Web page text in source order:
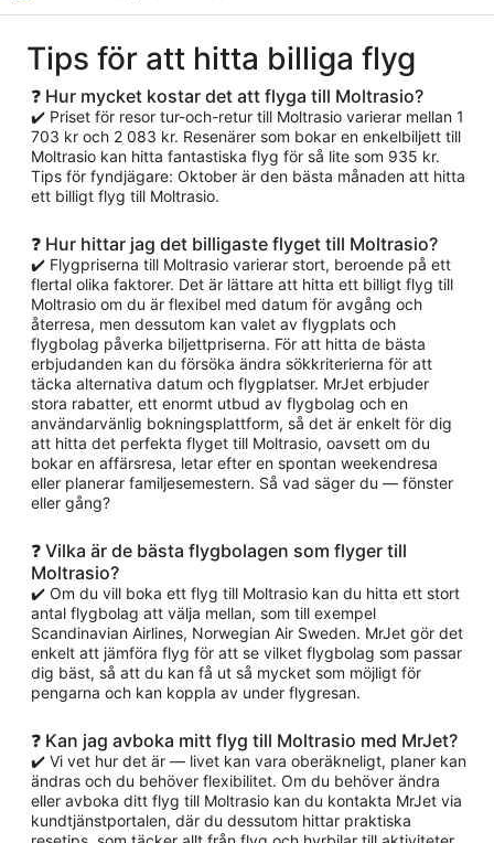
sen
Tips för att hitta billiga flyg
❓ Hur mycket kostar det att flyga till Moltrasio?
✔️ Priset för resor tur-och-retur till Moltrasio varierar mellan 1
703 kr och 2 083 kr. Resenärer som bokar en enkelbiljett till
Moltrasio kan hitta fantastiska flyg för så lite som 935 kr.
Tips för fyndjägare: Oktober är den bästa månaden att hitta
ett billigt flyg till Moltrasio.
❓ Hur hittar jag det billigaste flyget till Moltrasio?
✔️ Flygpriserna till Moltrasio varierar stort, beroende på ett
flertal olika faktorer. Det är lättare att hitta ett billigt flyg till
Moltrasio om du är flexibel med datum för avgång och
återresa, men dessutom kan valet av flygplats och
flygbolag påverka biljettpriserna. För att hitta de bästa
erbjudanden kan du försöka ändra sökkriterierna för att
täcka alternativa datum och flygplatser. MrJet erbjuder
stora rabatter, ett enormt utbud av flygbolag och en
användarvänlig bokningsplattform, så det är enkelt för dig
att hitta det perfekta flyget till Moltrasio, oavsett om du
bokar en affärsresa, letar efter en spontan weekendresa
eller planerar familjesemestern. Så vad säger du — fönster
eller gång?
❓ Vilka är de bästa flygbolagen som flyger till
Moltrasio?
✔️ Om du vill boka ett flyg till Moltrasio kan du hitta ett stort
antal flygbolag att välja mellan, som till exempel
Scandinavian Airlines, Norwegian Air Sweden. MrJet gör det
enkelt att jämföra flyg för att se vilket flygbolag som passar
dig bäst, så att du kan få ut så mycket som möjligt för
pengarna och kan koppla av under flygresan.
❓ Kan jag avboka mitt flyg till Moltrasio med MrJet?
✔️ Vi vet hur det är — livet kan vara oberäkneligt, planer kan
ändras och du behöver flexibilitet. Om du behöver ändra
eller avboka ditt flyg till Moltrasio kan du kontakta MrJet via
kundtjänstportalen, där du dessutom hittar praktiska